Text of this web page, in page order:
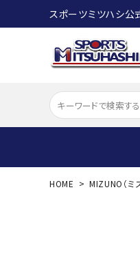
スポーツミツハシ公
ACCOUNT MENU
HOME MIZUNO（ミ